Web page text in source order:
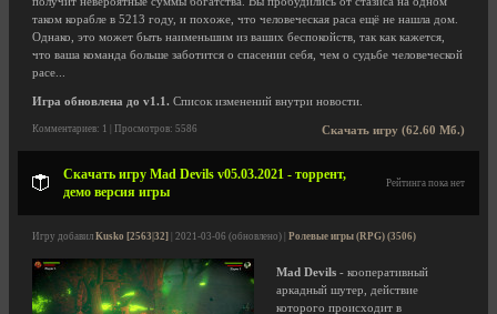
таком корабле в 5213 году, и похоже, что человеческая раса ещё не нашла дом.
Однако, это может быть наименьшим из ваших беспокойств, так как кажется,
что ваша команда больше заботится о спасении себя, чем о судьбе человеческой
расе...
Игра обновлена до v1.1. Список изменений внутри новости.
Скачать игру (62.60 Мб.)
Комментариев: 1 | Просмотров: 5586
Скачать игру Mad Devils v05.03.2021 - торрент,
демо версия игры
Рейтинга пока нет
Игру добавил Kusko [2563|32] | 2021-03-06 (обновлено) | Ролевые игры (RPG) (3506)
Mad Devils - кооперативный
аркадный шутер, действие
которого происходит в